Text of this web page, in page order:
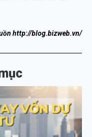
http://blog.bizweb.vn/